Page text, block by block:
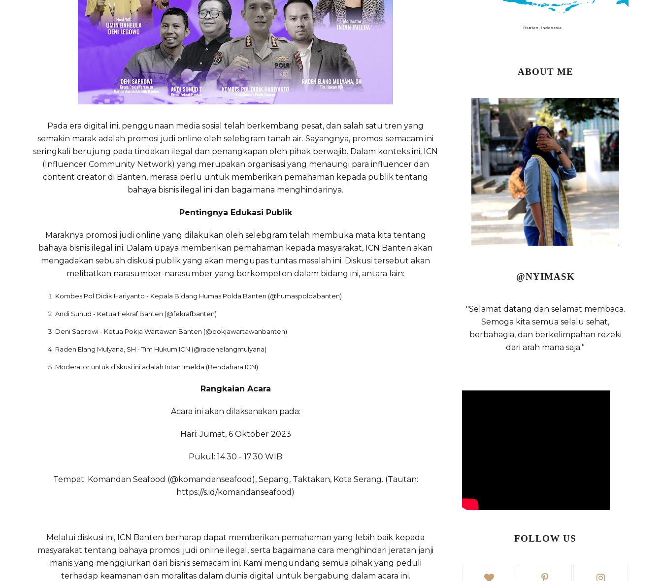
Pada era digital ini, penggunaan media sosial telah berkembang pesat, dan salah satu tren yang
semakin marak adalah promosi judi online oleh selebgram tanah air. Sayangnya, promosi semacam ini
seringkali berujung pada tindakan ilegal dan penangkapan oleh pihak berwajib. Dalam konteks ini, ICN
(Influencer Community Network) yang merupakan organisasi yang menaungi para influencer dan
content creator di Banten, merasa perlu untuk memberikan pemahaman kepada publik tentang
bahaya bisnis ilegal ini dan bagaimana menghindarinya.
Pentingnya Edukasi Publik
Maraknya promosi judi online yang dilakukan oleh selebgram telah membuka mata kita tentang
bahaya bisnis ilegal ini. Dalam upaya memberikan pemahaman kepada masyarakat, ICN Banten akan
mengadakan sebuah diskusi publik yang akan mengupas tuntas masalah ini. Diskusi tersebut akan
melibatkan narasumber-narasumber yang berkompeten dalam bidang ini, antara lain:
Kombes Pol Didik Hariyanto - Kepala Bidang Humas Polda Banten (@humaspoldabanten)
Andi Suhud - Ketua Fekraf Banten (@fekrafbanten)
Deni Saprowi - Ketua Pokja Wartawan Banten (@pokjawartawanbanten)
Raden Elang Mulyana, SH - Tim Hukum ICN (@radenelangmulyana)
Moderator untuk diskusi ini adalah Intan Imelda (Bendahara ICN).
Rangkaian Acara
Acara ini akan dilaksanakan pada:
Hari: Jumat, 6 Oktober 2023
Pukul: 14.30 - 17.30 WIB
Tempat: Komandan Seafood (@komandanseafood), Sepang, Taktakan, Kota Serang. (Tautan:
https://s.id/komandanseafood)
Melalui diskusi ini, ICN Banten berharap dapat memberikan pemahaman yang lebih baik kepada
masyarakat tentang bahaya promosi judi online ilegal, serta bagaimana cara menghindari jeratan janji
manis yang menggiurkan dari bisnis semacam ini. Kami mengundang semua pihak yang peduli
terhadap keamanan dan moralitas dalam dunia digital untuk bergabung dalam acara ini.
ABOUT ME
@NYIMASK
"Selamat datang dan selamat membaca.
Semoga kita semua selalu sehat,
berbahagia, dan berkelimpahan rezeki
dari arah mana saja.”
FOLLOW US